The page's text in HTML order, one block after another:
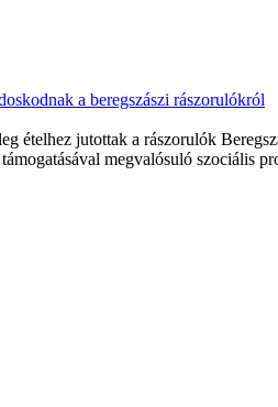
a beregszászi rászorulókról
ételhez jutottak a rászorulók
megvalósuló szociális